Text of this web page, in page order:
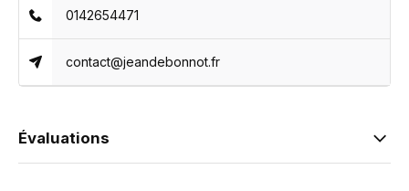
0142654471
contact@jeandebonnot.fr
Évaluations